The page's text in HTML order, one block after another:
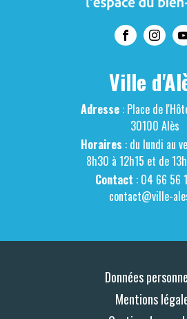
Ville
Adresse: Place de
30100 Alès
Horaires : du lundi au
8h30 à 12h15 et de
Contact : 04 66 56
contact@ville-
Données
Mentions